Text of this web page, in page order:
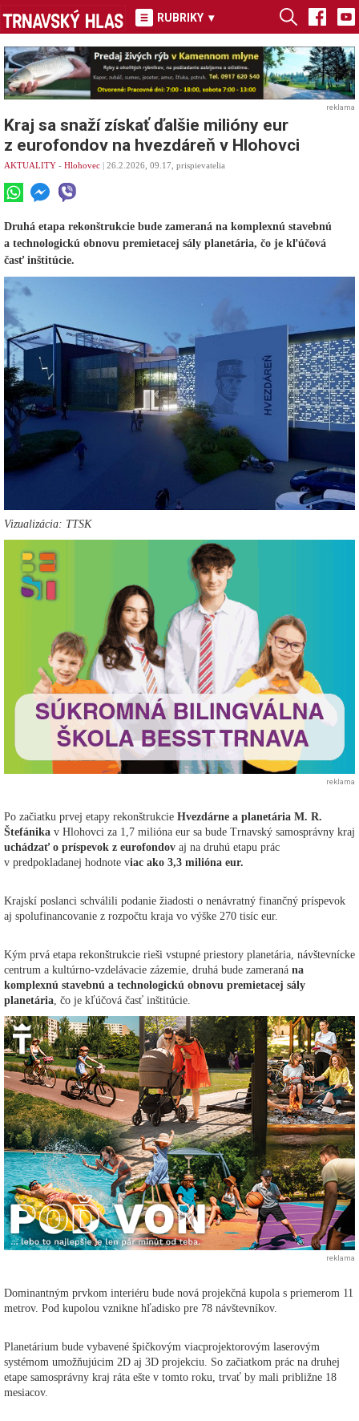
RUBRIKY ▾
reklama
Kraj sa snaží získať ďalšie milióny eur
z eurofondov na hvezdáreň v Hlohovci
AKTUALITY - Hlohovec | 26.2.2026, 09.17, prispievatelia
Druhá etapa rekonštrukcie bude zameraná na komplexnú stavebnú
a technologickú obnovu premietacej sály planetária, čo je kľúčová
časť inštitúcie.
Vizualizácia: TTSK
reklama
Po začiatku prvej etapy rekonštrukcie Hvezdárne a planetária M. R.
Štefánika v Hlohovci za 1,7 milióna eur sa bude Trnavský samosprávny kraj
uchádzať o príspevok z eurofondov aj na druhú etapu prác
v predpokladanej hodnote viac ako 3,3 milióna eur.
Krajskí poslanci schválili podanie žiadosti o nenávratný finančný príspevok
aj spolufinancovanie z rozpočtu kraja vo výške 270 tisíc eur.
Kým prvá etapa rekonštrukcie rieši vstupné priestory planetária, návštevnícke
centrum a kultúrno-vzdelávacie zázemie, druhá bude zameraná na
komplexnú stavebnú a technologickú obnovu premietacej sály
planetária, čo je kľúčová časť inštitúcie.
reklama
Dominantným prvkom interiéru bude nová projekčná kupola s priemerom 11
metrov. Pod kupolou vznikne hľadisko pre 78 návštevníkov.
Planetárium bude vybavené špičkovým viacprojektorovým laserovým
systémom umožňujúcim 2D aj 3D projekciu. So začiatkom prác na druhej
etape samosprávny kraj ráta ešte v tomto roku, trvať by mali približne 18
mesiacov.